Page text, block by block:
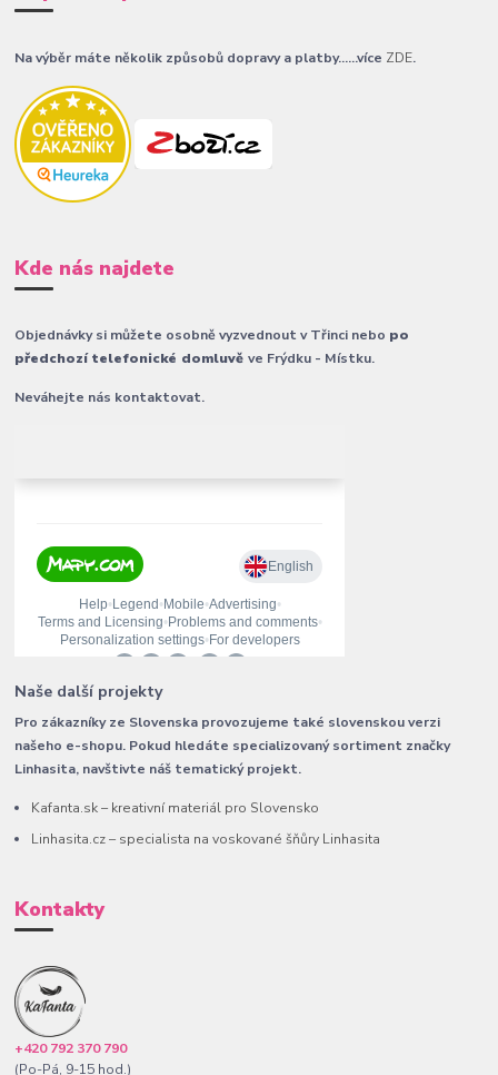
Na výběr máte několik způsobů dopravy a platby......více ZDE.
Kde nás najdete
Objednávky si můžete osobně vyzvednout v Třinci nebo po
předchozí telefonické domluvěve Frýdku - Místku.
Neváhejte nás kontaktovat.
Naše další projekty
Pro zákazníky ze Slovenska provozujeme také slovenskou verzi
našeho e-shopu. Pokud hledáte specializovaný sortiment značky
Linhasita, navštivte náš tematický projekt.
Kafanta.sk – kreativní materiál pro Slovensko
Linhasita.cz – specialista na voskované šňůry Linhasita
Kontakty
+420 792 370 790
(Po-Pá, 9-15 hod.)